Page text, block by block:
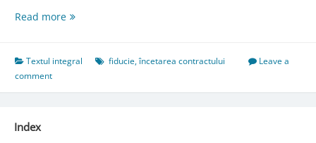
Read moreArt.
încetării
de
Textul integral fiducie,încetarea contractului
Leave a
comment
Index